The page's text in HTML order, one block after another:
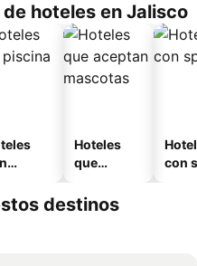
hoteles en Jalisco
Hoteles
que
mascotas
con
destinos